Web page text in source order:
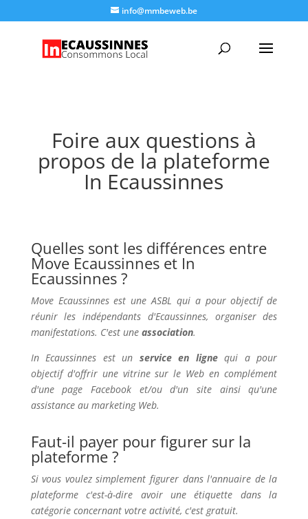
info@mmbeweb.be
Foire aux questions à
propos de la plateforme
In Ecaussinnes
Quelles sont les différences entre
Move Ecaussinnes et In
Ecaussinnes ?
Move Ecaussinnes est une ASBL qui a pour objectif de
réunir les indépendants d'Ecaussinnes, organiser des
manifestations. C'est une association.
In Ecaussinnes est un service en lignequi a pour
objectif d'offrir une vitrine sur le Web en complément
d'une page Facebook et/ou d'un site ainsi qu'une
assistance au marketing Web.
Faut-il payer pour figurer sur la
plateforme ?
Si vous voulez simplement figurer dans l'annuaire de la
plateforme c'est-à-dire avoir une étiquette dans la
catégorie concernant votre activité, c'est gratuit.